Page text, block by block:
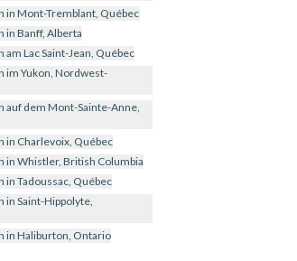
Mont-Tremblant, Québec
Banff, Alberta
Lac Saint-Jean, Québec
Yukon, Nordwest-
dem Mont-Sainte-Anne,
Charlevoix, Québec
Whistler, British Columbia
Tadoussac, Québec
Saint-Hippolyte,
in Haliburton, Ontario